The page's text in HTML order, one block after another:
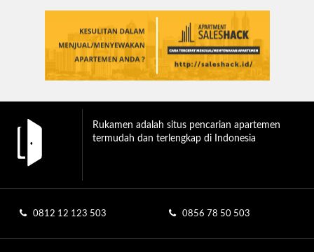
Rukamen adalah situs pencarian apartemen
termudah dan terlengkap di Indonesia
0812 12 123 503 0856 78 50 503